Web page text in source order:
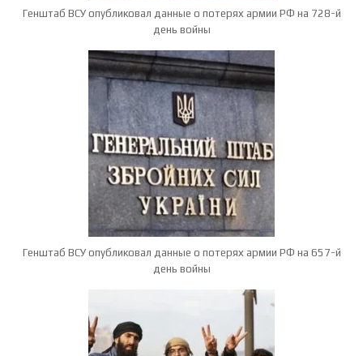
Генштаб ВСУ опубликовал данные о потерях армии РФ на 728-й
день войны
Генштаб ВСУ опубликовал данные о потерях армии РФ на 657-й
день войны